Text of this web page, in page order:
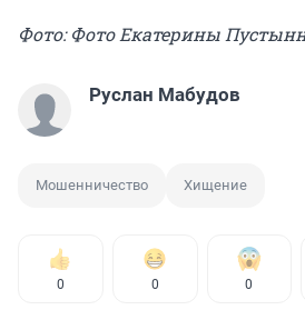
Фото: Фото Екатерины
Руслан Мабудов
Мошенничество Хищение
0 0 0